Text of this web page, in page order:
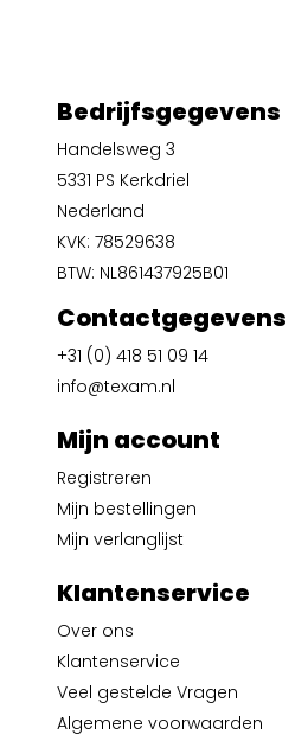
Bedrijfsgegevens
Handelsweg 3
5331 PS Kerkdriel
Nederland
KVK: 78529638
BTW: NL861437925B01
Contactgegevens
+31 (0) 418 51 09 14
info@texam.nl
Mijn account
Registreren
Mijn bestellingen
Mijn verlanglijst
Klantenservice
Over ons
Klantenservice
Veel gestelde Vragen
Algemene voorwaarden